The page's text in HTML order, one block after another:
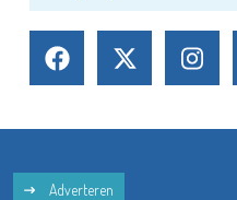
Adverteren